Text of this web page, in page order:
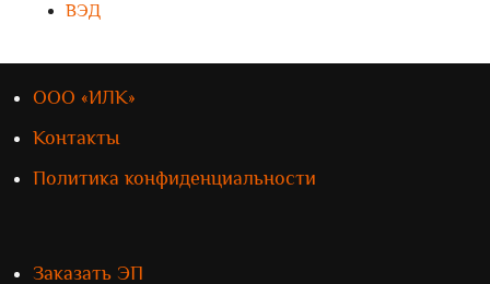
ВЭД
ООО «ИЛК»
Контакты
Политика конфиденциальности
Заказать ЭП